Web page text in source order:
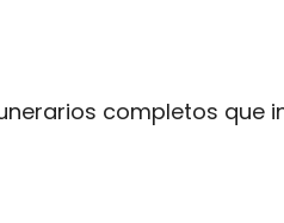
completos que